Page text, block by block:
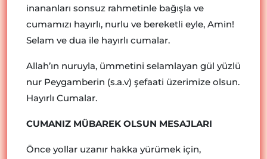
inananları sonsuz rahmetinle bağışla ve
cumamızı hayırlı, nurlu ve bereketli eyle, Amin!
Selam ve dua ile hayırlı cumalar.
Allah’ın nuruyla, ümmetini selamlayan gül yüzlü
nur Peygamberin (s.a.v) şefaati üzerimize olsun.
Hayırlı Cumalar.
CUMANIZ MÜBAREK OLSUN MESAJLARI
Önce yollar uzanır hakka yürümek için,